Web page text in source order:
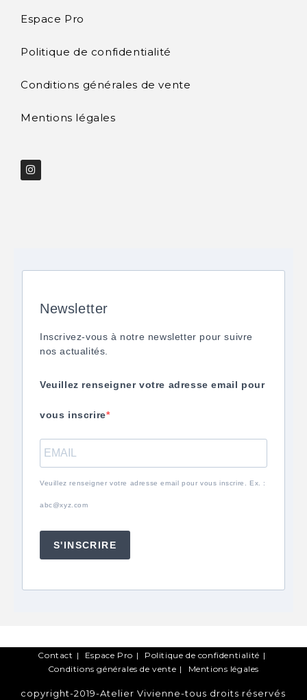
Espace Pro
Politique de confidentialité
Conditions générales de vente
Mentions légales
Newsletter
Inscrivez-vous à notre newsletter pour suivre
nos actualités.
Veuillez renseigner votre adresse email pour
vous inscrire
Veuillez renseigner votre adresse email pour vous inscrire. Ex. :
abc@xyz.com
S'INSCRIRE
Contact Espace Pro
Politique de confidentialité
Conditions générales de vente
Mentions légales
copyright-2019-Atelier Vivienne-tous droits réservés